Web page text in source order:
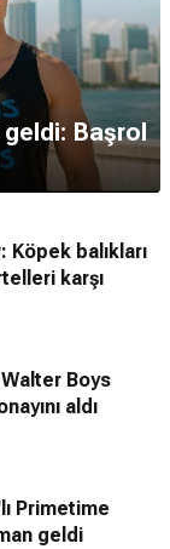
Başrol
balıkları
karşı
Boys
aldı
Primetime
geldi